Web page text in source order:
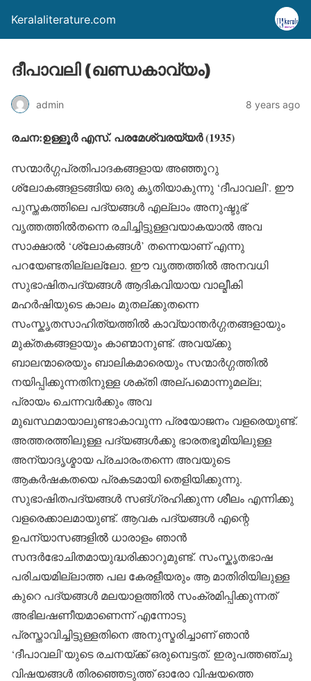
Keralaliterature.com
ദീപാവലി (ഖണ്ഡകാവ്യം)
admin 8 years ago
രചന:ഉള്ളൂർ എസ്. പരമേശ്വരയ്യർ (1935)
സന്മാർഗ്ഗപ്രതിപാദകങ്ങളായ അഞ്ഞൂറു
ശ്ലോകങ്ങളടങ്ങിയ ഒരു കൃതിയാകുന്നു ‘ദീപാവലി’. ഈ
പുസ്തകത്തിലെ പദ്യങ്ങൾ എല്ലാം അനുഷ്ടുഭ്
വൃത്തത്തിൽതന്നെ രചിച്ചിട്ടുള്ളവയാകയാൽ അവ
സാക്ഷാൽ ‘ശ്ലോകങ്ങൾ’ തന്നെയാണ് എന്നു
പറയേണ്ടതില്ലല്ലോ. ഈ വൃത്തത്തിൽ അനവധി
സുഭാഷിതപദ്യങ്ങൾ ആദികവിയായ വാല്മീകി
മഹർഷിയുടെ കാലം മുതല്ക്കുതന്നെ
സംസ്കൃതസാഹിത്യത്തിൽ കാവ്യാന്തർഗ്ഗതങ്ങളായും
മുക്തകങ്ങളായും കാണ്മാനുണ്ട്. അവയ്ക്കു
ബാലന്മാരെയും ബാലികമാരെയും സന്മാർഗ്ഗത്തിൽ
നയിപ്പിക്കുന്നതിനുള്ള ശക്തി അല്പമൊന്നുമല്ല;
പ്രായം ചെന്നവർക്കും അവ
മുഖസ്ഥമായാലുണ്ടാകാവുന്ന പ്രയോജനം വളരെയുണ്ട്.
അത്തരത്തിലുള്ള പദ്യങ്ങൾക്കു ഭാരതഭൂമിയിലുള്ള
അന്യാദൃശ്മായ പ്രചാരംതന്നെ അവയുടെ
ആകർഷകതയെ പ്രകടമായി തെളിയിക്കുന്നു.
സുഭാഷിതപദ്യങ്ങൾ സങ്ഗ്രഹിക്കുന്ന ശീലം എന്നിക്കു
വളരെക്കാലമായുണ്ട്. ആവക പദ്യങ്ങൾ എന്റെ
ഉപന്യാസങ്ങളിൽ ധാരാളം ഞാൻ
സന്ദർഭോചിതമായുദ്ധരിക്കാറുമുണ്ട്. സംസ്കൃതഭാഷ
പരിചയമില്ലാത്ത പല കേരളീയരും ആ മാതിരിയിലുള്ള
കുറെ പദ്യങ്ങൾ മലയാളത്തിൽ സംക്രമിപ്പിക്കുന്നത്
അഭിലഷണീയമാണെന്ന് എന്നോടു
പ്രസ്താവിച്ചിട്ടുള്ളതിനെ അനുസ്മരിച്ചാണ് ഞാൻ
‘ദീപാവലി’യുടെ രചനയ്ക്ക് ഒരുമ്പെട്ടത്. ഇരുപത്തഞ്ചു
വിഷയങ്ങൾ തിരഞ്ഞെടുത്ത് ഓരോ വിഷയത്തെ